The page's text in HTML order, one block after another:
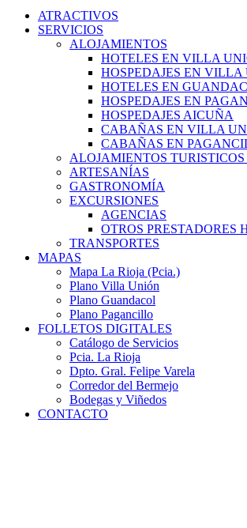
ATRACTIVOS
SERVICIOS
ALOJAMIENTOS
HOTELES EN VILLA
HOSPEDAJES EN VILLA
HOTELES EN
HOSPEDAJES EN
HOSPEDAJES AICUÑA
CABAÑAS EN VILLA
CABAÑAS EN
ALOJAMIENTOS
ARTESANÍAS
GASTRONOMÍA
EXCURSIONES
AGENCIAS
OTROS PRESTADORES
TRANSPORTES
MAPAS
Mapa La Rioja (Pcia.)
Plano Villa Unión
Plano Guandacol
Plano Pagancillo
FOLLETOS DIGITALES
Catálogo de Servicios
Pcia. La Rioja
Dpto. Gral. Felipe Varela
Corredor del Bermejo
Bodegas y Viñedos
CONTACTO